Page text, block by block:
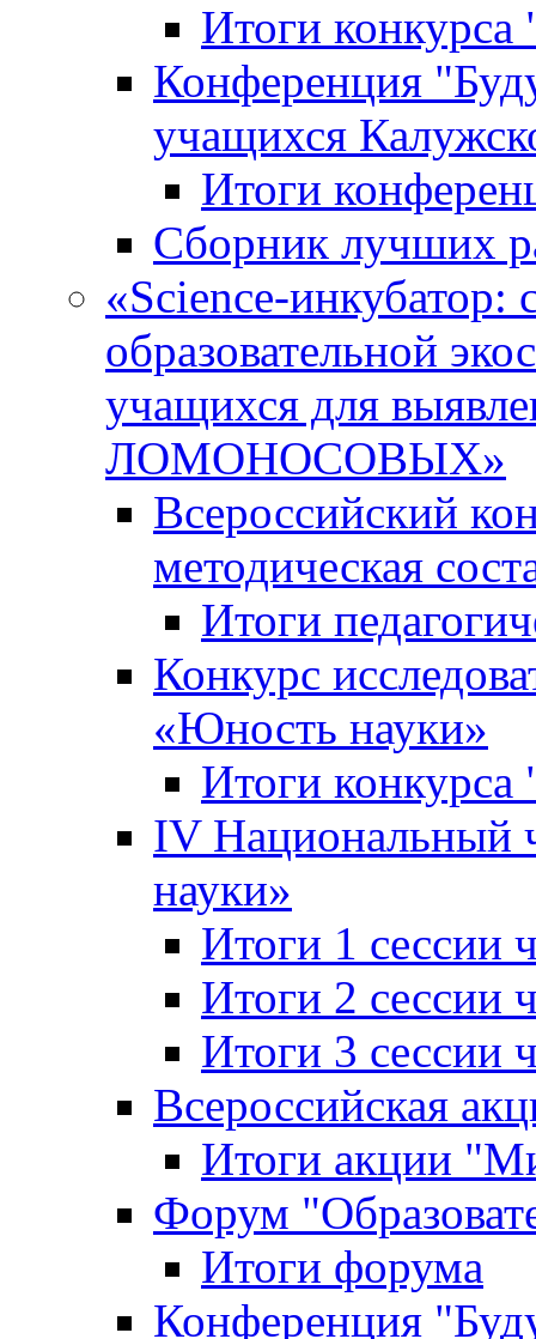
Итоги
Конференция
учащихся
Итоги
Сборник лучших
«Science-инкубатор:
образовательной
учащихся для
ЛОМОНОСОВЫХ»
Всероссийский
методическая
Итоги
Конкурс
«Юность науки»
Итоги
IV
науки»
Итоги 1 сессии
Итоги 2 сессии
Итоги 3 сессии
Всероссийская
Итоги акции
Форум
Итоги форума
Конференция